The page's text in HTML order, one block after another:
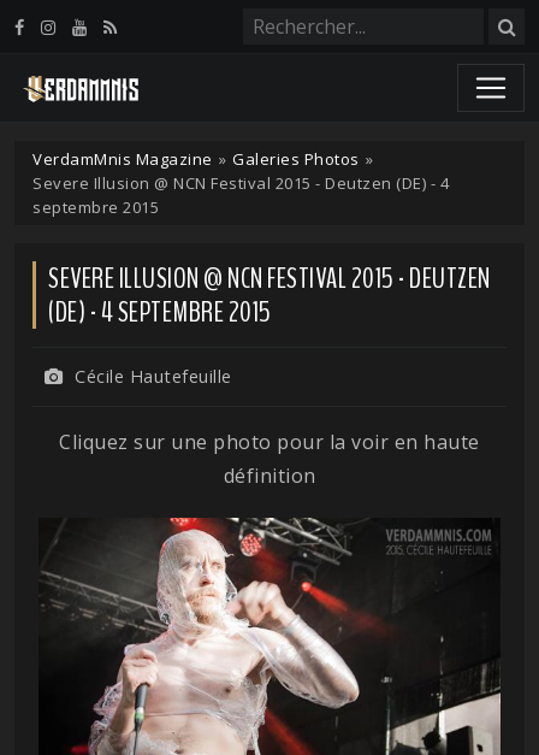
VerdamMnis Magazine » Galeries Photos »
Severe Illusion @ NCN Festival 2015 - Deutzen (DE) - 4
septembre 2015
SEVERE ILLUSION @ NCN FESTIVAL 2015 - DEUTZEN
(DE) - 4 SEPTEMBRE 2015
Cécile Hautefeuille
Cliquez sur une photo pour la voir en haute
définition
Panneau de gestion des cookies